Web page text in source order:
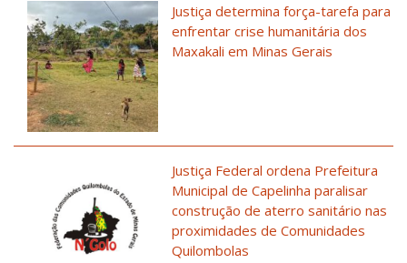
Justiça determina força-tarefa para
enfrentar crise humanitária dos
Maxakali em Minas Gerais
Justiça Federal ordena Prefeitura
Municipal de Capelinha paralisar
construção de aterro sanitário nas
proximidades de Comunidades
Quilombolas